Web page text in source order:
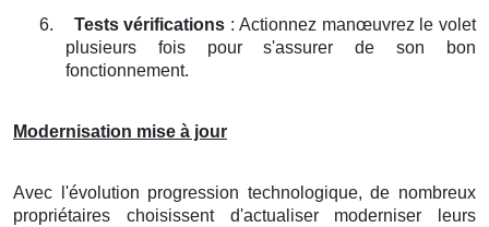
6. Tests vérifications : Actionnez manœuvrez le volet
plusieurs fois pour s'assurer de son bon
fonctionnement.
Modernisation mise à jour
Avec l'évolution progression technologique, de nombreux
propriétaires choisissent d'actualiser moderniser leurs